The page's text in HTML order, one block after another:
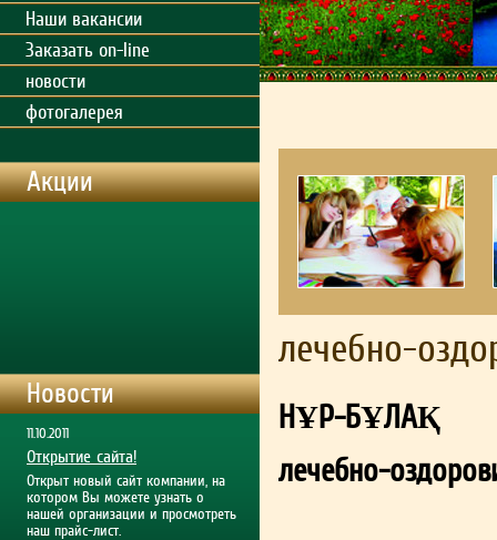
Наши вакансии
Заказать on-line
новости
фотогалерея
Акции
Новости
11.10.2011
Открытие сайта!
Открыт новый сайт компании, на
котором Вы можете узнать о
нашей организации и просмотреть
наш прайс-лист.
лечебно-
НҰР-БҰЛАҚ
лечебно-